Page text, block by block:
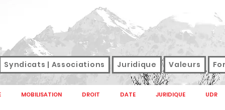
Syndicats | Associations Juridique Valeurs
MOBILISATION DROIT DATE JURIDIQUE UDR